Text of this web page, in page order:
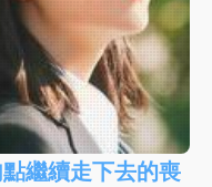
繼續走下去的喪